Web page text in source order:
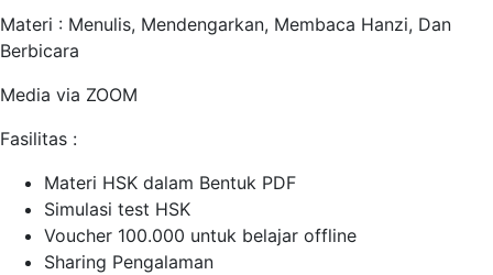
Materi : Menulis, Mendengarkan, Membaca Hanzi, Dan
Berbicara
Media via ZOOM
Fasilitas :
Materi HSK dalam Bentuk PDF
Simulasi test HSK
Voucher 100.000 untuk belajar offline
Sharing Pengalaman